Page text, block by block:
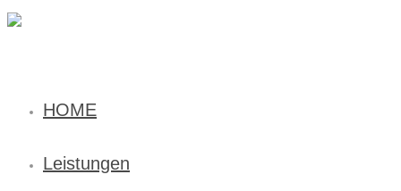
HOME
Leistungen